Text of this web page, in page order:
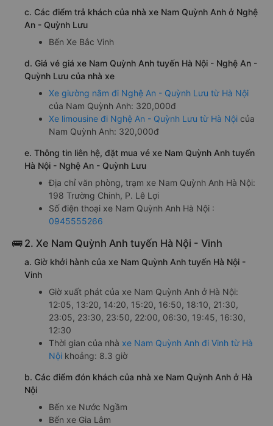
c. Các điểm trả khách của nhà xe Nam Quỳnh Anh ở Nghệ
An - Quỳnh Lưu
Bến Xe Bắc Vinh
d. Giá vé giá xe Nam Quỳnh Anh tuyến Hà Nội - Nghệ An -
Quỳnh Lưu của nhà xe
Xe giường nằm đi Nghệ An - Quỳnh Lưu từ Hà Nội
của Nam Quỳnh Anh: 320,000đ
Xe limousine đi Nghệ An - Quỳnh Lưu từ Hà Nội của
Nam Quỳnh Anh: 320,000đ
e. Thông tin liên hệ, đặt mua vé xe Nam Quỳnh Anh tuyến
Hà Nội - Nghệ An - Quỳnh Lưu
Địa chỉ văn phòng, trạm xe Nam Quỳnh Anh Hà Nội:
198 Trường Chinh, P. Lê Lợi
Số điện thoại xe Nam Quỳnh Anh Hà Nội :
0945555266
🚌 2. Xe Nam Quỳnh Anh tuyến Hà Nội - Vinh
a. Giờ khởi hành của xe Nam Quỳnh Anh tuyến Hà Nội -
Vinh
Giờ xuất phát của xe Nam Quỳnh Anh ở Hà Nội:
12:05, 13:20, 14:20, 15:20, 16:50, 18:10, 21:30,
23:05, 23:30, 23:50, 22:00, 06:30, 19:45, 16:30,
12:30
Thời gian của nhà xe Nam Quỳnh Anh đi Vinh từ Hà
Nội khoảng: 8.3 giờ
b. Các điểm đón khách của nhà xe Nam Quỳnh Anh ở Hà
Nội
Bến xe Nước Ngầm
Bến xe Gia Lâm